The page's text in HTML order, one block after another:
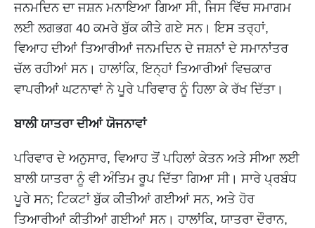
ਜਨਮਦਿਨ ਦਾ ਜਸ਼ਨ ਮਨਾਇਆ ਗਿਆ ਸੀ, ਜਿਸ ਵਿੱਚ ਸਮਾਗਮ
ਲਈ ਲਗਭਗ 40 ਕਮਰੇ ਬੁੱਕ ਕੀਤੇ ਗਏ ਸਨ। ਇਸ ਤਰ੍ਹਾਂ,
ਵਿਆਹ ਦੀਆਂ ਤਿਆਰੀਆਂ ਜਨਮਦਿਨ ਦੇ ਜਸ਼ਨਾਂ ਦੇ ਸਮਾਨਾਂਤਰ
ਚੱਲ ਰਹੀਆਂ ਸਨ। ਹਾਲਾਂਕਿ, ਇਨ੍ਹਾਂ ਤਿਆਰੀਆਂ ਵਿਚਕਾਰ
ਵਾਪਰੀਆਂ ਘਟਨਾਵਾਂ ਨੇ ਪੂਰੇ ਪਰਿਵਾਰ ਨੂੰ ਹਿਲਾ ਕੇ ਰੱਖ ਦਿੱਤਾ।
ਬਾਲੀ ਯਾਤਰਾ ਦੀਆਂ ਯੋਜਨਾਵਾਂ
ਪਰਿਵਾਰ ਦੇ ਅਨੁਸਾਰ, ਵਿਆਹ ਤੋਂ ਪਹਿਲਾਂ ਕੇਤਨ ਅਤੇ ਸੀਆ ਲਈ
ਬਾਲੀ ਯਾਤਰਾ ਨੂੰ ਵੀ ਅੰਤਿਮ ਰੂਪ ਦਿੱਤਾ ਗਿਆ ਸੀ। ਸਾਰੇ ਪ੍ਰਬੰਧ
ਪੂਰੇ ਸਨ; ਟਿਕਟਾਂ ਬੁੱਕ ਕੀਤੀਆਂ ਗਈਆਂ ਸਨ, ਅਤੇ ਹੋਰ
ਤਿਆਰੀਆਂ ਕੀਤੀਆਂ ਗਈਆਂ ਸਨ। ਹਾਲਾਂਕਿ, ਯਾਤਰਾ ਦੌਰਾਨ,